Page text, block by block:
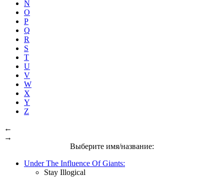
N
O
P
Q
R
S
T
U
V
W
X
Y
Z
←
→
Выберите имя/название:
Under The Influence Of Giants:
Stay Illogical